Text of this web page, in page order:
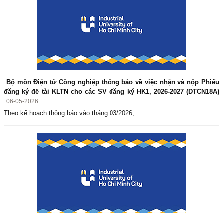
Bộ môn Điện tử Công nghiệp thông báo về việc nhận và nộp Phiếu
đăng ký đề tài KLTN cho các SV đăng ký HK1, 2026-2027 (DTCN18A)
06-05-2026
Theo kế hoạch thông báo vào tháng 03/2026,...